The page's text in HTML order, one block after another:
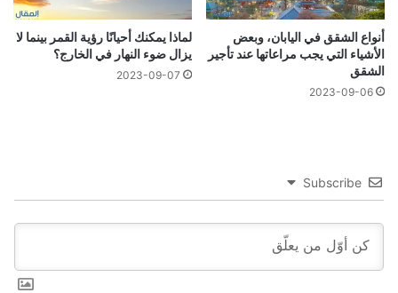
أنواع الشقق في اليابان، وبعض
الأشياء التي يجب مراعاتها عند تأجير
الشقق
2023-09-06
لماذا يمكنك أحيانًا رؤية القمر بينما لا
يزال ضوء النهار في الخارج؟
2023-09-07
Subscribe